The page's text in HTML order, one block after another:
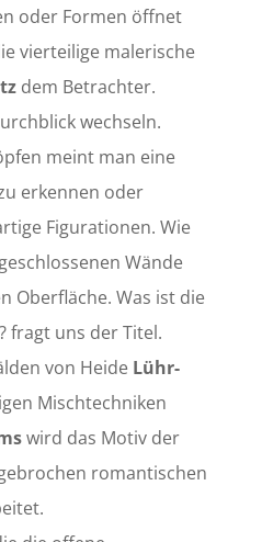
oder Formen öffnet
vierteilige malerische
dem Betrachter.
wechseln.
meint man eine
erkennen oder
Figurationen. Wie
Wände
Oberfläche. Was ist die
fragt uns der Titel.
von Heide Lühr-
Mischtechniken
wird das Motiv der
romantischen